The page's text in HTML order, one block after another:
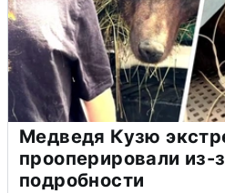
Медведя Кузю
прооперировали из-
подробности